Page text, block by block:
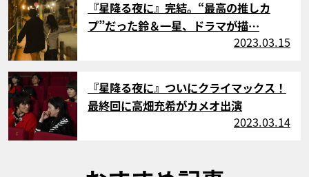
『星降る夜に』完結。“最高の推しカ
プ”だった鈴＆一星、ドラマが描…
2023.03.15
サムネイル
『星降る夜に』ついにクライマックス！
最終回に高畑充希がカメオ出演
2023.03.14